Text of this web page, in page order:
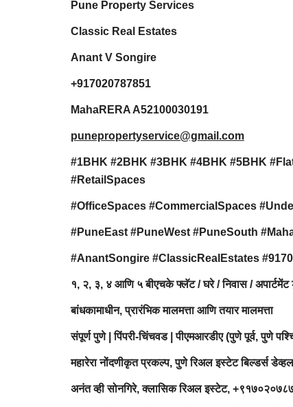
Pune Property Services
Classic Real Estates
Anant V Songire
+917020787851
MahaRERA A52100030191
punepropertyservice@gmail.com
#1BHK #2BHK #3BHK #4BHK #5BHK
#RetailSpaces
#OfficeSpaces #CommercialSpaces
#PuneEast #PuneWest #PuneSouth
#AnantSongire #ClassicRealEstates
१, २, ३, ४ आणि ५ बीएचके फ्लॅट / घरे / निवास / अपार्टमेंट
बांधकामाधीन, प्रारंभिक मालमत्ता आणि तयार मालमत्ता
संपूर्ण पुणे | पिंपरी-चिंचवड | पीएमआरडीए (पुणे पूर्व, पुणे
महारेरा नोंदणीकृत प्रकल्प, पुणे रिअल इस्टेट बिल्डर्स
अनंत व्ही सोनगिरे, क्लासिक रिअल इस्टेट,